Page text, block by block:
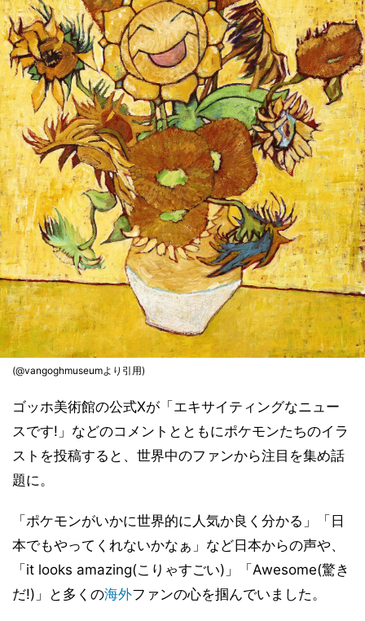
(@vangoghmuseumより引用)
ゴッホ美術館の公式Xが「エキサイティングなニュー
スです!」などのコメントとともにポケモンたちのイラ
ストを投稿すると、世界中のファンから注目を集め話
題に。
「ポケモンがいかに世界的に人気か良く分かる」「日
本でもやってくれないかなぁ」など日本からの声や、
「it looks amazing(こりゃすごい)」「Awesome(驚き
だ!)」と多くの海外ファンの心を掴んでいました。